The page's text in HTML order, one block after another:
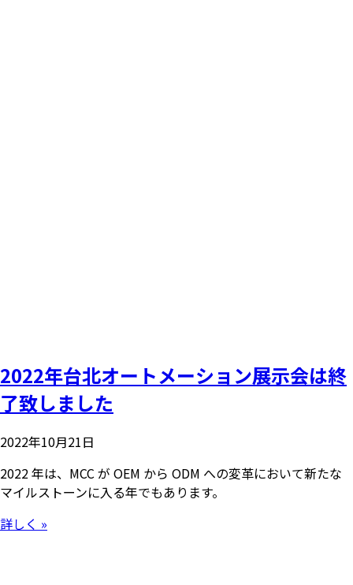
2022年台北オートメーション展示会は終
了致しました
2022年10月21日
2022 年は、MCC が OEM から ODM への変革において新たな
マイルストーンに入る年でもあります。
詳しく »